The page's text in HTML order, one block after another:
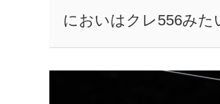
においはクレ556みた